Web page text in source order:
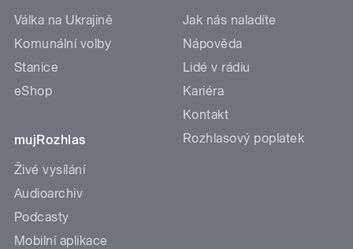
Válka na Ukrajině
Komunální volby
Stanice
eShop
mujRozhlas
Živé vysílání
Audioarchiv
Podcasty
Mobilní aplikace
Jak nás naladíte
Nápověda
Lidé v rádiu
Kariéra
Kontakt
Rozhlasový poplatek